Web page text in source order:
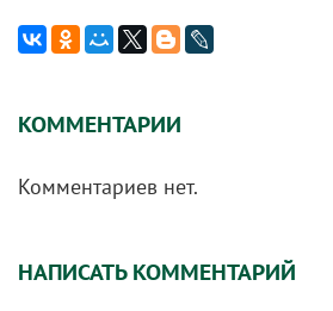
КОММЕНТАРИИ
Комментариев нет.
НАПИСАТЬ КОММЕНТАРИЙ